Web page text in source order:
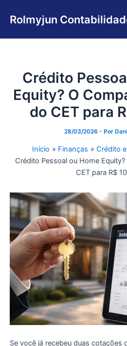
para
conteúdo
Rolmyjun
Crédito
Equity? O
do CET para
28/03/2026 - Por
Início Finanças
Crédito
Crédito Pessoal ou Home
CET para R$
Se você já recebeu duas cotações